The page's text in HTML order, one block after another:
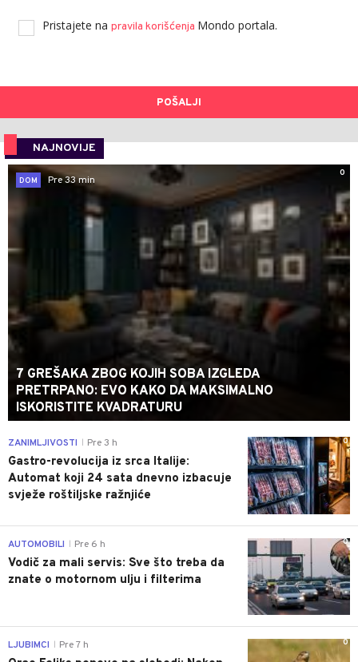
Pristajete na pravila korišćenja Mondo portala.
POŠALJI
NAJNOVIJE
0
DOM
Pre 33 min
7 GREŠAKA ZBOG KOJIH SOBA IZGLEDA
PRETRPANO: EVO KAKO DA MAKSIMALNO
ISKORISTITE KVADRATURU
0
ZANIMLJIVOSTI Pre 3 h
Gastro-revolucija iz srca Italije:
Automat koji 24 sata dnevno izbacuje
svježe roštiljske ražnjiće
0
AUTOMOBILI Pre 6 h
Vodič za mali servis: Sve što treba da
znate o motornom ulju i filterima
0
LJUBIMCI Pre 7 h